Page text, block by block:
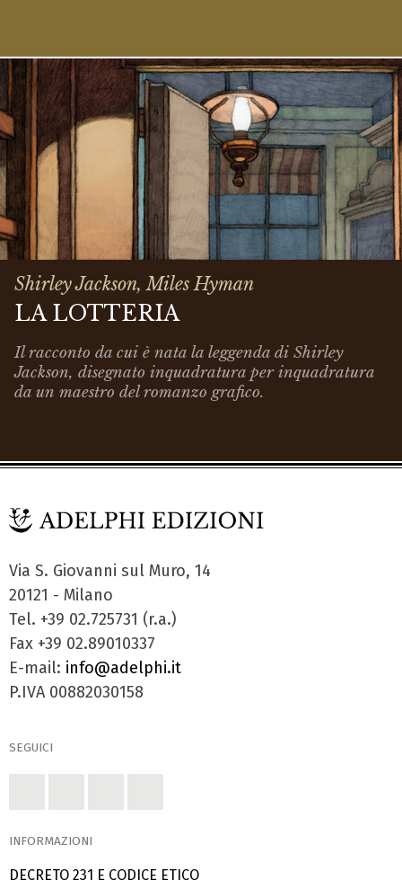
Shirley Jackson, Miles Hyman
LA LOTTERIA
Il racconto da cui è nata la leggenda di Shirley
Jackson, disegnato inquadratura per inquadratura
da un maestro del romanzo grafico.
Via S. Giovanni sul Muro, 14
20121 - Milano
Tel. +39 02.725731 (r.a.)
Fax +39 02.89010337
E-mail: info@adelphi.it
P.IVA 00882030158
SEGUICI
INFORMAZIONI
DECRETO 231 E CODICE ETICO